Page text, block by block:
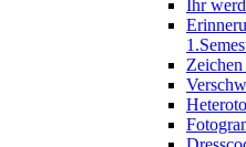
Ihr
Zeichen